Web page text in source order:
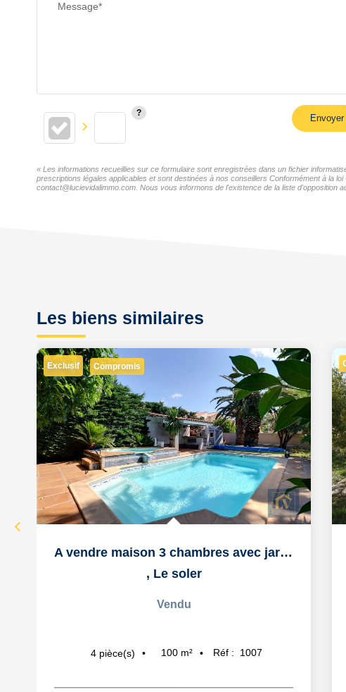
Message*
« Les informations recueillies sur ce formulaire sont enregistrées dans un fichier
prescriptions légales applicables et sont destinées à nos conseillers Conformément à la
contact@lucievidalimmo.com. Nous vous informons de l'existence de la liste d'opposition
Les biens similaires
Exclusif Compromis
A vendre maison 3 chambres avec jardin arboré et piscine
, Le soler
Vendu
4 pièce(s) 100 m² Réf : 1007